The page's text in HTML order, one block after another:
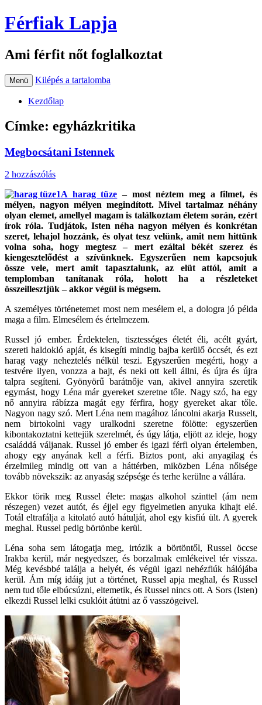
Férfiak Lapja
Ami férfit nőt foglalkoztat
Menü Kilépés a tartalomba
Kezdőlap
Címke: egyházkritika
Megbocsátani Istennek
2 hozzászólás
A harag tüze – most néztem meg a filmet, és
mélyen, nagyon mélyen megindított. Mivel tartalmaz néhány
olyan elemet, amellyel magam is találkoztam életem során, ezért
írok róla. Tudjátok, Isten néha nagyon mélyen és konkrétan
szeret, lehajol hozzánk, és olyat tesz velünk, amit nem hittünk
volna soha, hogy megtesz – mert ezáltal békét szerez és
kiengesztelődést a szívünknek. Egyszerűen nem kapcsojuk
össze vele, mert amit tapasztalunk, az elüt attól, amit a
templomban tanítanak róla, holott ha a részleteket
összeillesztjük – akkor végül is mégsem.
A személyes történetemet most nem mesélem el, a dologra jó példa
maga a film. Elmesélem és értelmezem.
Russel jó ember. Érdektelen, tisztességes életét éli, acélt gyárt,
szereti haldokló apját, és kisegíti mindig bajba kerülő öccsét, és ezt
harag vagy neheztelés nélkül teszi. Egyszerűen megérti, hogy a
testvére ilyen, vonzza a bajt, és neki ott kell állni, és újra és újra
talpra segíteni. Gyönyörű barátnője van, akivel annyira szeretik
egymást, hogy Léna már gyereket szeretne tőle. Nagy szó, ha egy
nő annyira rábízza magát egy férfira, hogy gyereket akar tőle.
Nagyon nagy szó. Mert Léna nem magához láncolni akarja Russelt,
nem birtokolni vagy uralkodni szeretne fölötte: egyszerűen
kibontakoztatni kettejük szerelmét, és úgy látja, eljött az ideje, hogy
családdá váljanak. Russel jó ember és igazi férfi olyan értelemben,
ahogy egy anyának kell a férfi. Biztos pont, aki anyagilag és
érzelmileg mindig ott van a háttérben, miközben Léna nőisége
tovább növekszik: az anyaság szépsége és terhe kerülne a vállára.
Ekkor törik meg Russel élete: magas alkohol szinttel (ám nem
részegen) vezet autót, és éjjel egy figyelmetlen anyuka kihajt elé.
Totál eltrafálja a kitolató autó hátulját, ahol egy kisfiú ült. A gyerek
meghal. Russel pedig börtönbe kerül.
Léna soha sem látogatja meg, irtózik a börtöntől, Russel öccse
Irakba kerül, már negyedszer, és borzalmak emlékeivel tér vissza.
Még kevésbbé találja a helyét, és végül igazi nehézfiúk hálójába
kerül. Ám míg idáig jut a történet, Russel apja meghal, és Russel
nem tud tőle elbúcsúzni, eltemetik, és Russel nincs ott. A Sors (Isten)
elkezdi Russel lelki csuklóit átütni az ő vasszögeivel.